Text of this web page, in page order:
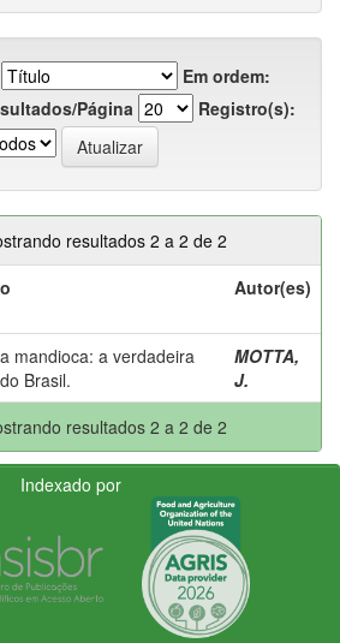
Em ordem:
Página
Registro(s):
resultados 2 a 2 de 2
Autor(es)
mandioca: a verdadeira
Brasil.
MOTTA,
J.
resultados 2 a 2 de 2
Indexado por